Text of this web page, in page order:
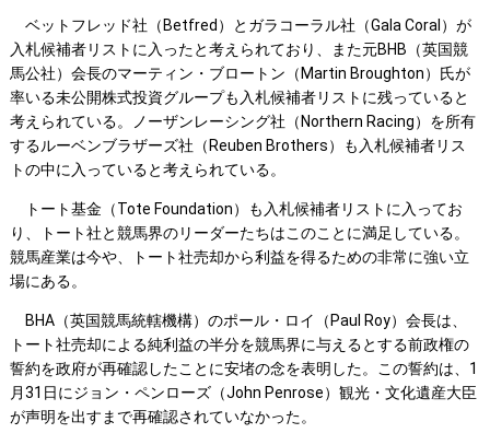
ベットフレッド社（Betfred）とガラコーラル社（Gala Coral）が
入札候補者リストに入ったと考えられており、また元BHB（英国競
馬公社）会長のマーティン・ブロートン（Martin Broughton）氏が
率いる未公開株式投資グループも入札候補者リストに残っていると
考えられている。ノーザンレーシング社（Northern Racing）を所有
するルーベンブラザーズ社（Reuben Brothers）も入札候補者リス
トの中に入っていると考えられている。
トート基金（Tote Foundation）も入札候補者リストに入ってお
り、トート社と競馬界のリーダーたちはこのことに満足している。
競馬産業は今や、トート社売却から利益を得るための非常に強い立
場にある。
BHA（英国競馬統轄機構）のポール・ロイ（Paul Roy）会長は、
トート社売却による純利益の半分を競馬界に与えるとする前政権の
誓約を政府が再確認したことに安堵の念を表明した。この誓約は、1
月31日にジョン・ペンローズ（John Penrose）観光・文化遺産大臣
が声明を出すまで再確認されていなかった。